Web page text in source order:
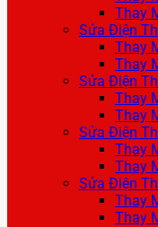
Thay
Sửa Điện
Thay
Thay
Sửa Điện
Thay
Thay
Sửa Điện
Thay
Thay
Sửa Điện
Thay
Thay